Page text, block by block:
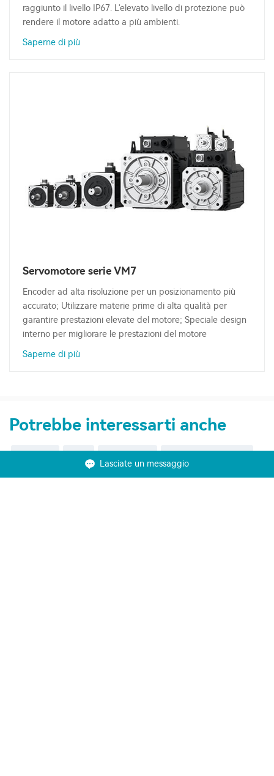
raggiunto il livello IP67. L'elevato livello di protezione può
rendere il motore adatto a più ambienti.
Saperne di più
Servomotore serie VM7
Encoder ad alta risoluzione per un posizionamento più
accurato; Utilizzare materie prime di alta qualità per
garantire prestazioni elevate del motore; Speciale design
interno per migliorare le prestazioni del motore
Saperne di più
Potrebbe interessarti anche
PLC HMI EV Controller
Lasciate un messaggio